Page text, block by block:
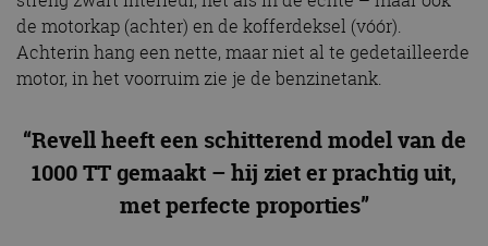
de motorkap (achter) en de kofferdeksel (vóór).
Achterin hang een nette, maar niet al te gedetailleerde
motor, in het voorruim zie je de benzinetank.
“Revell heeft een schitterend model van de
1000 TT gemaakt – hij ziet er prachtig uit,
met perfecte proporties”